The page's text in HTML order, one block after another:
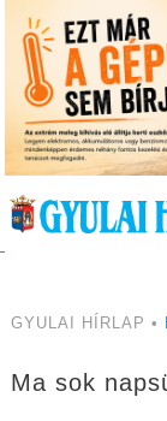
GYULAI HÍRLAP •
Ma sok